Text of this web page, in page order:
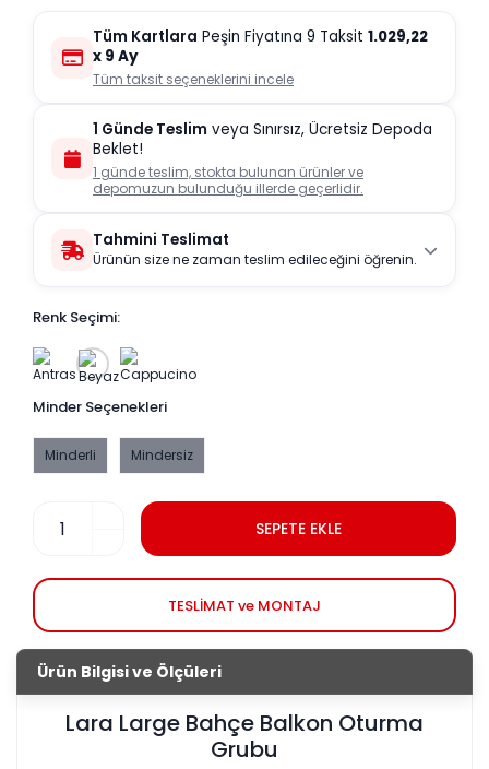
Tüm Kartlara Peşin Fiyatına 9 Taksit 1.029,22
x 9 Ay
Tüm taksit seçeneklerini incele
1 Günde Teslim veya Sınırsız, Ücretsiz Depoda
Beklet!
1 günde teslim, stokta bulunan ürünler ve
depomuzun bulunduğu illerde geçerlidir.
Tahmini Teslimat
Ürünün size ne zaman teslim edileceğini öğrenin.
Renk Seçimi:
Minder Seçenekleri
Minderli Mindersiz
SEPETE EKLE
TESLİMAT ve MONTAJ
Ürün Bilgisi ve Ölçüleri
Lara Large Bahçe Balkon Oturma
Grubu